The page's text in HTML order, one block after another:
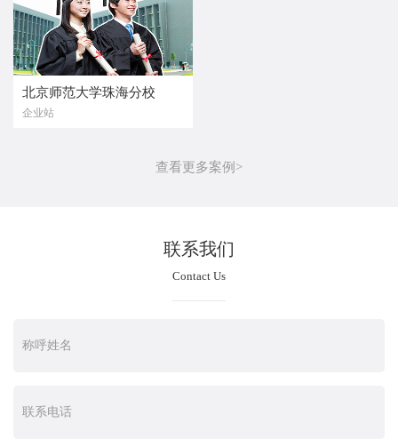
北京师范大学珠海分校
企业站
查看更多案例>
联系我们
Contact Us